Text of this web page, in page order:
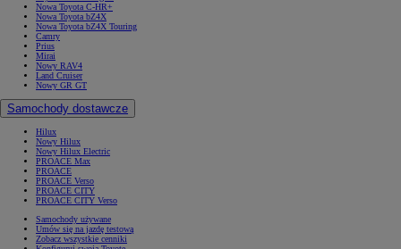
Nowa Toyota C-HR+
Nowa Toyota bZ4X
Nowa Toyota bZ4X Touring
Camry
Prius
Mirai
Nowy RAV4
Land Cruiser
Nowy GR GT
Samochody dostawcze
Hilux
Nowy Hilux
Nowy Hilux Electric
PROACE Max
PROACE
PROACE Verso
PROACE CITY
PROACE CITY Verso
Samochody używane
Umów się na jazdę testową
Zobacz wszystkie cenniki